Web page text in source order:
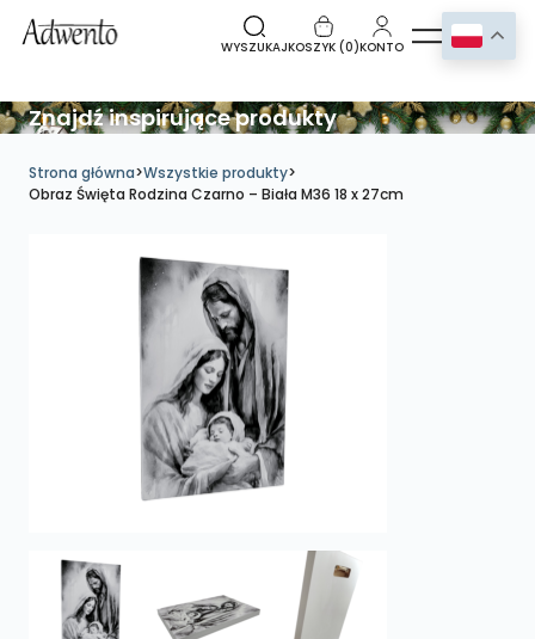
WYSZUKAJKOSZYK (0)KONTO
Znajdź inspirujące produkty
Strona główna>Wszystkie produkty>
Obraz Święta Rodzina Czarno – Biała M36 18 x 27cm